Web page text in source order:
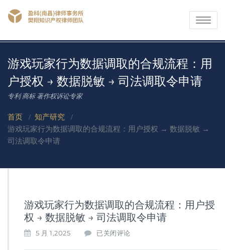
Toggle
游戏玩家行为数据调取的合规流程：用
户授权 → 数据脱敏 → 司法调取令申请​
专利 商标 著作权诉讼专家
首页 / 知产研究 /
游戏玩家行为数据调取的合规流程：用户授权 → 数据脱敏 →
司法调取令申请​
游戏玩家行为数据调取的合规流程：用户授
权 → 数据脱敏 → 司法调取令申请​
5 月 1,2025
游
已关闭评论